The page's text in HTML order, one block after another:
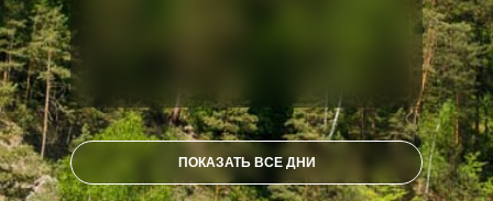
СКРЫТЬ
ПОКАЗАТЬ ВСЕ ДНИ